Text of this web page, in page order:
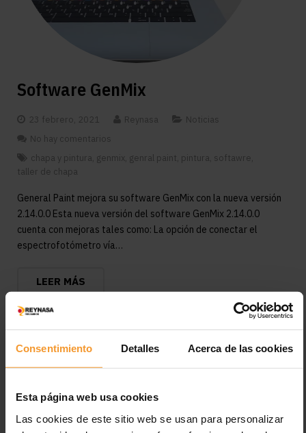
Consentimiento Detalles Acerca de las cookies
Esta página web usa cookies
Las cookies de este sitio web se usan para personalizar
Software GenMix
23 febrero, 2021 Reynasa
Noticias
No hay comentarios
chapa y pintura genmix genral paint pintura softawre
taller de chapa
General Paint mejora su software GenMix con la nueva versión
2.14.0.0 Esta nueva versión del software GenMix 2.14.0.0
cuenta con mejoras tales como: La opción de conectar el
espectrofotómetro vía…
LEER MÁS